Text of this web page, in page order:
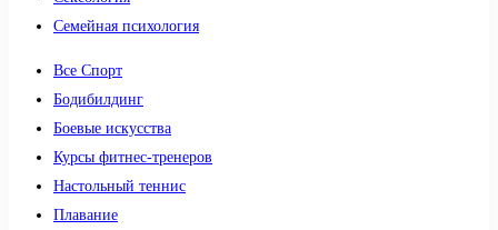
Семейная психология
Все Спорт
Бодибилдинг
Боевые искусства
Курсы фитнес-тренеров
Настольный теннис
Плавание